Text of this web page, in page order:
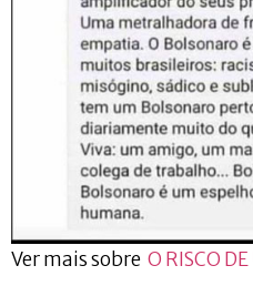
Ver mais sobre O RISCO